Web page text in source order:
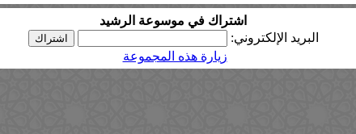
اشتراك في موسوعة الرشيد
البريد الإلكتروني:
زيارة هذه المجموعة